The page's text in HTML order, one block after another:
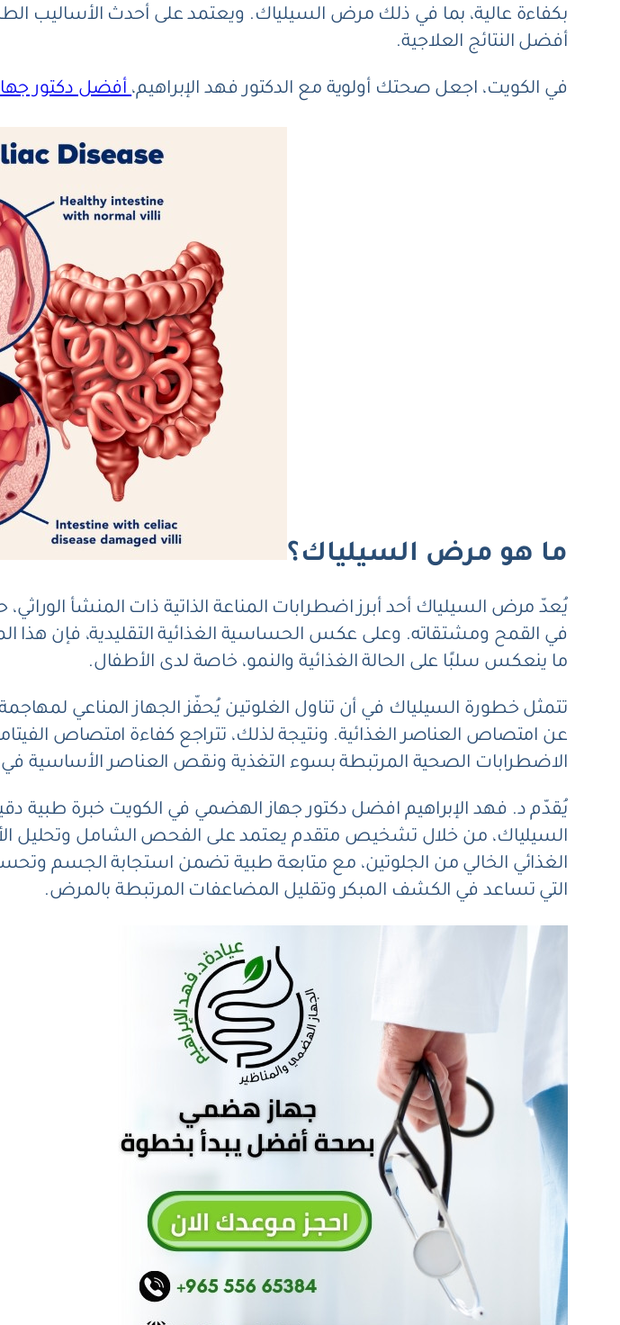
بكفاءة عالية، بما في ذلك مرض السيلياك. ويعتمد على أحدث الأساليب
أفضل النتائج العلاجية.
في الكويت، اجعل صحتك أولوية مع الدكتور فهد الإبراهيم،أفضل دكتور
ما هو مرض السيلياك؟
يُعدّ مرض السيلياك أحد أبرز اضطرابات المناعة الذاتية ذات المنشأ
في القمح ومشتقاته. وعلى عكس الحساسية الغذائية التقليدية، فإن هذا
ما ينعكس سلبًا على الحالة الغذائية والنمو، خاصة لدى الأطفال.
تتمثل خطورة السيلياك في أن تناول الغلوتين يُحفّز الجهاز المناعي
عن امتصاص العناصر الغذائية. ونتيجة لذلك، تتراجع كفاءة امتصاص
الاضطرابات الصحية المرتبطة بسوء التغذية ونقص العناصر الأساسية
يُقدّم د. فهد الإبراهيم افضل دكتور جهاز الهضمي في الكويت خبرة
السيلياك، من خلال تشخيص متقدم يعتمد على الفحص الشامل وتحليل
الغذائي الخالي من الجلوتين، مع متابعة طبية تضمن استجابة الجسم
التي تساعد في الكشف المبكر وتقليل المضاعفات المرتبطة بالمرض.